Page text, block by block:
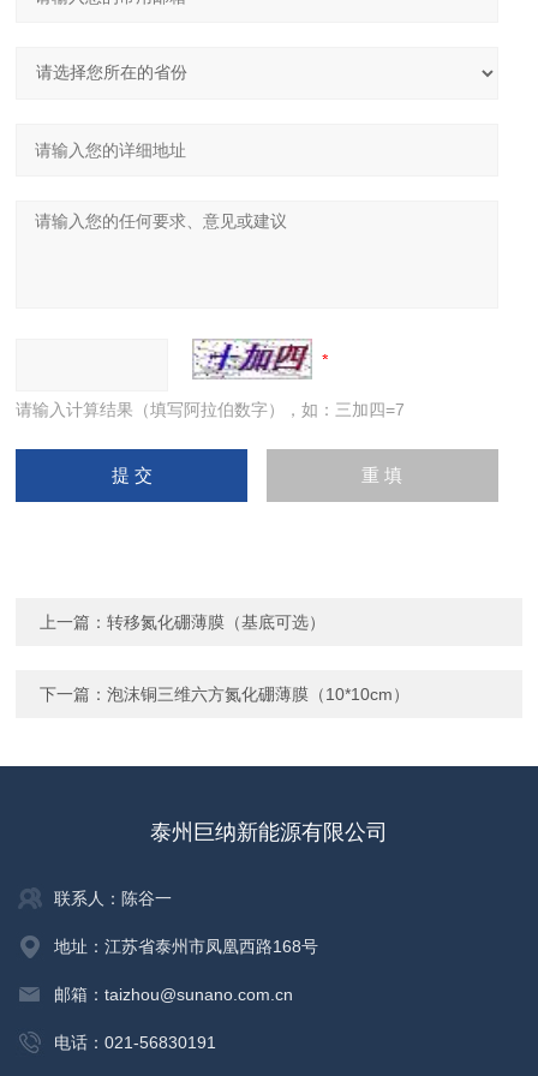
请输入计算结果（填写阿拉伯数字），如：三加四=7
上一篇：转移氮化硼薄膜（基底可选）
下一篇：泡沫铜三维六方氮化硼薄膜（10*10cm）
泰州巨纳新能源有限公司
联系人：陈谷一
地址：江苏省泰州市凤凰西路168号
邮箱：taizhou@sunano.com.cn
电话：021-56830191